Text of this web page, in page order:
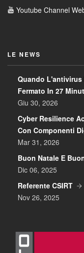
Youtube Channel
LE NEWS
Quando L'antivirus
Fermato In 27
Giu 30, 2026
Cyber Resilience
Con Componenti
Mar 31, 2026
Buon Natale E
Dic 06, 2025
Referente CSIRT
Nov 26, 2025